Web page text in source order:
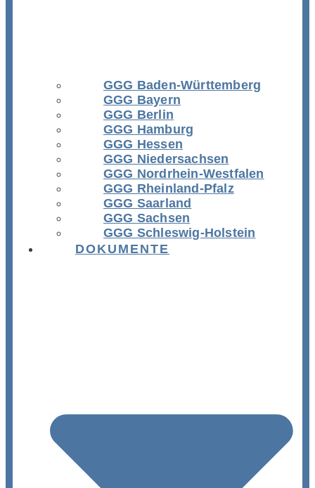
GGG Baden-Württemberg
GGG Bayern
GGG Berlin
GGG Hamburg
GGG Hessen
GGG Niedersachsen
GGG Nordrhein-Westfalen
GGG Rheinland-Pfalz
GGG Saarland
GGG Sachsen
GGG Schleswig-Holstein
DOKUMENTE